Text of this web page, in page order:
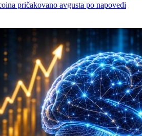
pričakovano avgusta po napovedi